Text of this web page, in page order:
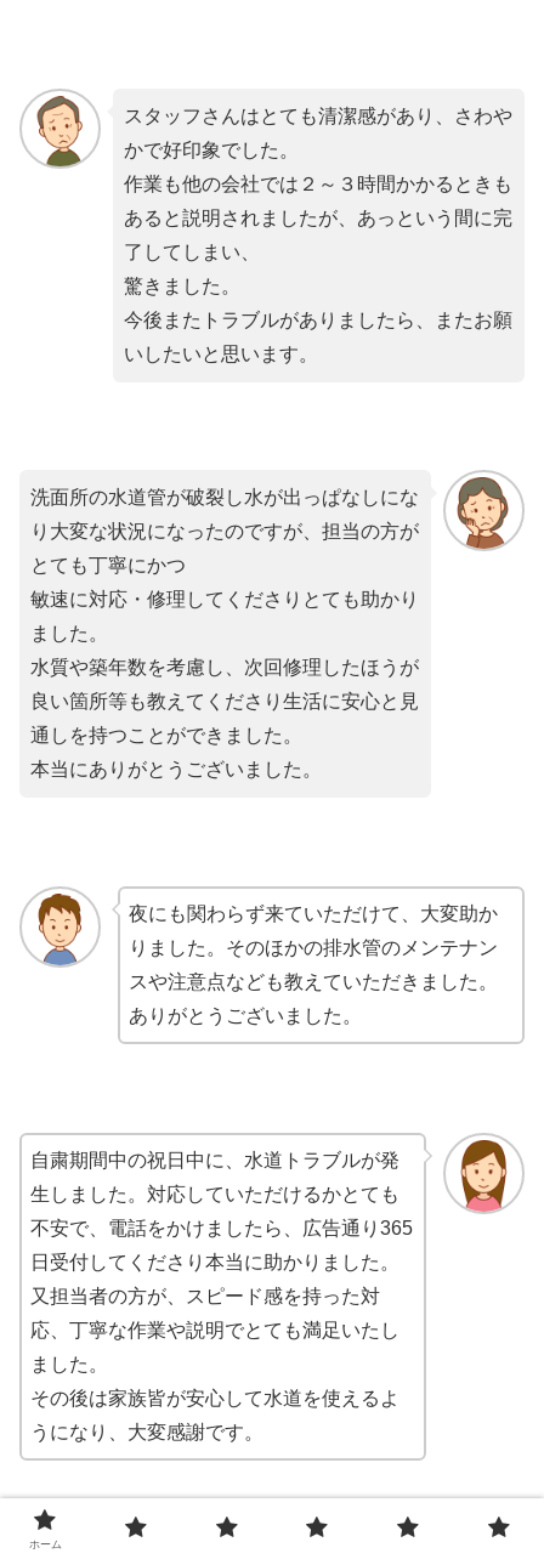
スタッフさんはとても清潔感があり、さわや
かで好印象でした。
作業も他の会社では２～３時間かかるときも
あると説明されましたが、あっという間に完
了してしまい、
驚きました。
今後またトラブルがありましたら、またお願
いしたいと思います。
洗面所の水道管が破裂し水が出っぱなしにな
り大変な状況になったのですが、担当の方が
とても丁寧にかつ
敏速に対応・修理してくださりとても助かり
ました。
水質や築年数を考慮し、次回修理したほうが
良い箇所等も教えてくださり生活に安心と見
通しを持つことができました。
本当にありがとうございました。
夜にも関わらず来ていただけて、大変助か
りました。そのほかの排水管のメンテナン
スや注意点なども教えていただきました。
ありがとうございました。
自粛期間中の祝日中に、水道トラブルが発
生しました。対応していただけるかとても
不安で、電話をかけましたら、広告通り365
日受付してくださり本当に助かりました。
又担当者の方が、スピード感を持った対
応、丁寧な作業や説明でとても満足いたし
ました。
その後は家族皆が安心して水道を使えるよ
うになり、大変感謝です。
ホーム